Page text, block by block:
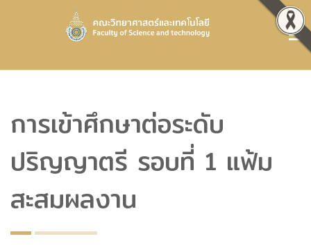
การเข้าศึกษาต่อระดับ
ปริญญาตรี รอบที่ 1 แฟ้ม
สะสมผลงาน